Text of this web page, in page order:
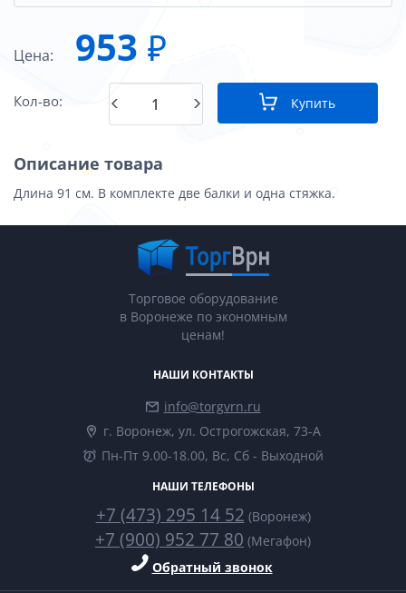
Цена: 953 ₽
Кол-во: Купить
Описание товара
Длина 91 см. В комплекте две балки и одна стяжка.
Торговое оборудование
в Воронеже по экономным
ценам!
НАШИ КОНТАКТЫ
info@torgvrn.ru
г. Воронеж, ул. Острогожская, 73-А
Пн-Пт 9.00-18.00, Вс, Сб - Выходной
НАШИ ТЕЛЕФОНЫ
+7 (473) 295 14 52 (Воронеж)
+7 (900) 952 77 80 (Мегафон)
Обратный звонок